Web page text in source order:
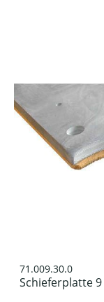
71.009.30.0
Schieferplatte